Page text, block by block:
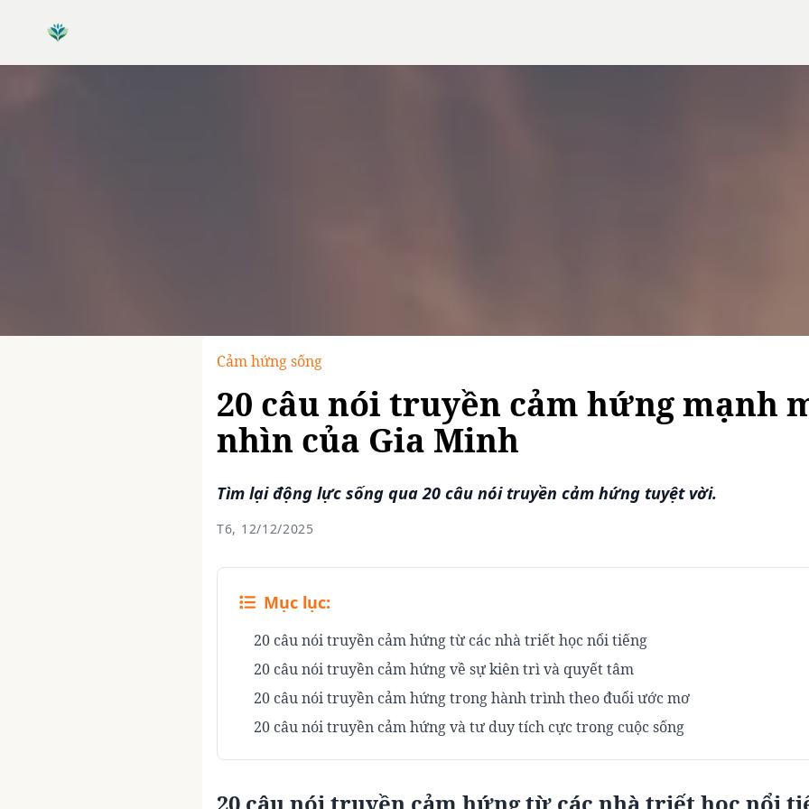
Cảm hứng sống
20 câu nói truyền cảm hứng mạnh
nhìn của Gia Minh
Tìm lại động lực sống qua 20 câu nói truyền cảm hứng tuyệt vời.
T6, 12/12/2025
Mục lục:
20 câu nói truyền cảm hứng từ các nhà triết học nổi tiếng
20 câu nói truyền cảm hứng về sự kiên trì và quyết tâm
20 câu nói truyền cảm hứng trong hành trình theo đuổi ước mơ
20 câu nói truyền cảm hứng và tư duy tích cực trong cuộc sống